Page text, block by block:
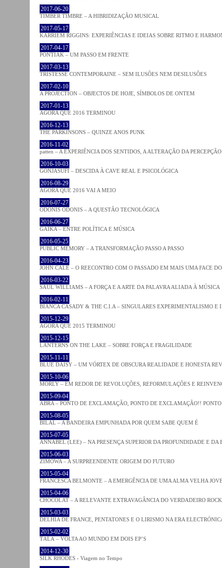
2017-06-20
TIMBER TIMBRE – A HIBRIDIZAÇÃO MUSICAL
2017-05-17
KARRIEM RIGGINS: EXPERIÊNCIAS E IDEIAS SOBRE RITMO E
2017-04-17
PONTIAK – UM PASSO EM FRENTE
2017-03-13
TRISTESSE CONTEMPORAINE – SEM ILUSÕES NEM DESILUSÕES
2017-02-10
A PROJECTION – OBJECTOS DE HOJE, SÍMBOLOS DE ONTEM
2017-01-13
AGORA QUE 2016 TERMINOU
2016-12-13
THE PARKINSONS – QUINZE ANOS PUNK
2016-11-02
patten – A EXPERIÊNCIA DOS SENTIDOS, A ALTERAÇÃO DA PERCEPÇÃO
2016-10-03
GONJASUFI – DESCIDA À CAVE REAL E PSICOLÓGICA
2016-08-29
AGORA QUE 2016 VAI A MEIO
2016-07-27
ODONIS ODONIS – A QUESTÃO TECNOLÓGICA
2016-06-27
GAIKA – ENTRE POLÍTICA E MÚSICA
2016-05-25
PUBLIC MEMORY – A TRANSFORMAÇÃO PASSO A PASSO
2016-04-23
JOHN CALE – O REECONTRO COM O PASSADO EM MAIS UMA FACE
2016-03-22
SAUL WILLIAMS – A FORÇA E A ARTE DA PALAVRA ALIADA À MÚSICA
2016-02-11
BIANCA CASADY & THE C.I.A – SINGULARES EXPERIMENTALISMO E
2015-12-29
AGORA QUE 2015 TERMINOU
2015-12-15
LANTERNS ON THE LAKE – SOBRE FORÇA E FRAGILIDADE
2015-11-11
BLUE DAISY – UM VÓRTEX DE OBSCURA REALIDADE E HONESTA
2015-10-06
MORLY – EM REDOR DE REVOLUÇÕES, REFORMULAÇÕES E
2015-09-04
ABRA – PONTO DE EXCLAMAÇÃO, PONTO DE EXCLAMAÇÃO!!
2015-08-05
BILAL – A BANDEIRA EMPUNHADA POR QUEM SABE QUEM É
2015-07-05
ANNABEL (LEE) – NA PRESENÇA SUPERIOR DA PROFUNDIDADE E DA
2015-06-03
ZIMOWA – A SURPREENDENTE ORIGEM DO FUTURO
2015-05-04
FRANCESCA BELMONTE – A EMERGÊNCIA DE UMA ALMA VELHA
2015-04-06
CHOCOLAT – A RELEVANTE EXTRAVAGÂNCIA DO VERDADEIRO ROCK
2015-03-03
DELHIA DE FRANCE, PENTATONES E O LIRISMO NA ERA
2015-02-02
TĀLĀ – VOLTA AO MUNDO EM DOIS EP’S
2014-12-30
SILK RHODES - Viagem no Tempo